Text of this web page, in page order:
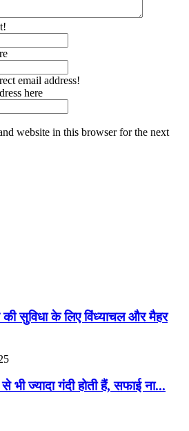
email address!
here
website in this browser for the next
सुविधा के लिए विंध्याचल और मैहर
ज्यादा गंदी होती हैं, सफाई ना...